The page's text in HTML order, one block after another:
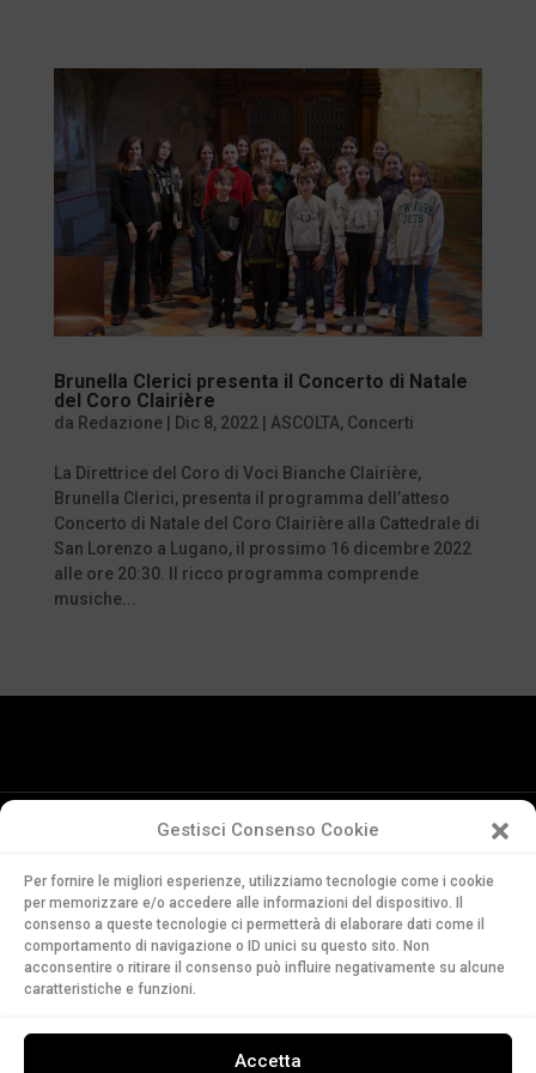
Gestisci Consenso Cookie
Per fornire le migliori esperienze, utilizziamo tecnologie come i cookie
per memorizzare e/o accedere alle informazioni del dispositivo. Il
consenso a queste tecnologie ci permetterà di elaborare dati come il
comportamento di navigazione o ID unici su questo sito. Non
acconsentire o ritirare il consenso può influire negativamente su alcune
caratteristiche e funzioni.
Accetta
Brunella Clerici presenta il Concerto di Natale
del Coro Clairière
da Redazione| Dic 8, 2022 ASCOLTA, Concerti
La Direttrice del Coro di Voci Bianche Clairière,
Brunella Clerici, presenta il programma dell’atteso
Concerto di Natale del Coro Clairière alla Cattedrale di
San Lorenzo a Lugano, il prossimo 16 dicembre 2022
alle ore 20:30. Il ricco programma comprende
musiche...
della Svizzera Italiana
Via Soldino 9
CH-6900 Lugano
T. +41 91 960 30 40
LEGGI